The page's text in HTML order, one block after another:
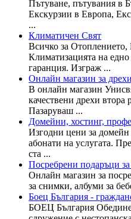
Пътуване, пътувания в
Екскурзии в Европа,
...
Климатичен Свят
Всичко за Отоплението,
Климатизацията на
гаранция. Изграж ...
Онлайн магазин за
В онлайн магазин
качествени дрехи втора
Пазаруваш ...
Домейни, хостинг,
Изгодни цени за домейн
абонати на услугата.
ста ...
Посребрени подаръци за
Онлайн магазин за
за снимки, албуми за
Боец България -
БОЕЦ България